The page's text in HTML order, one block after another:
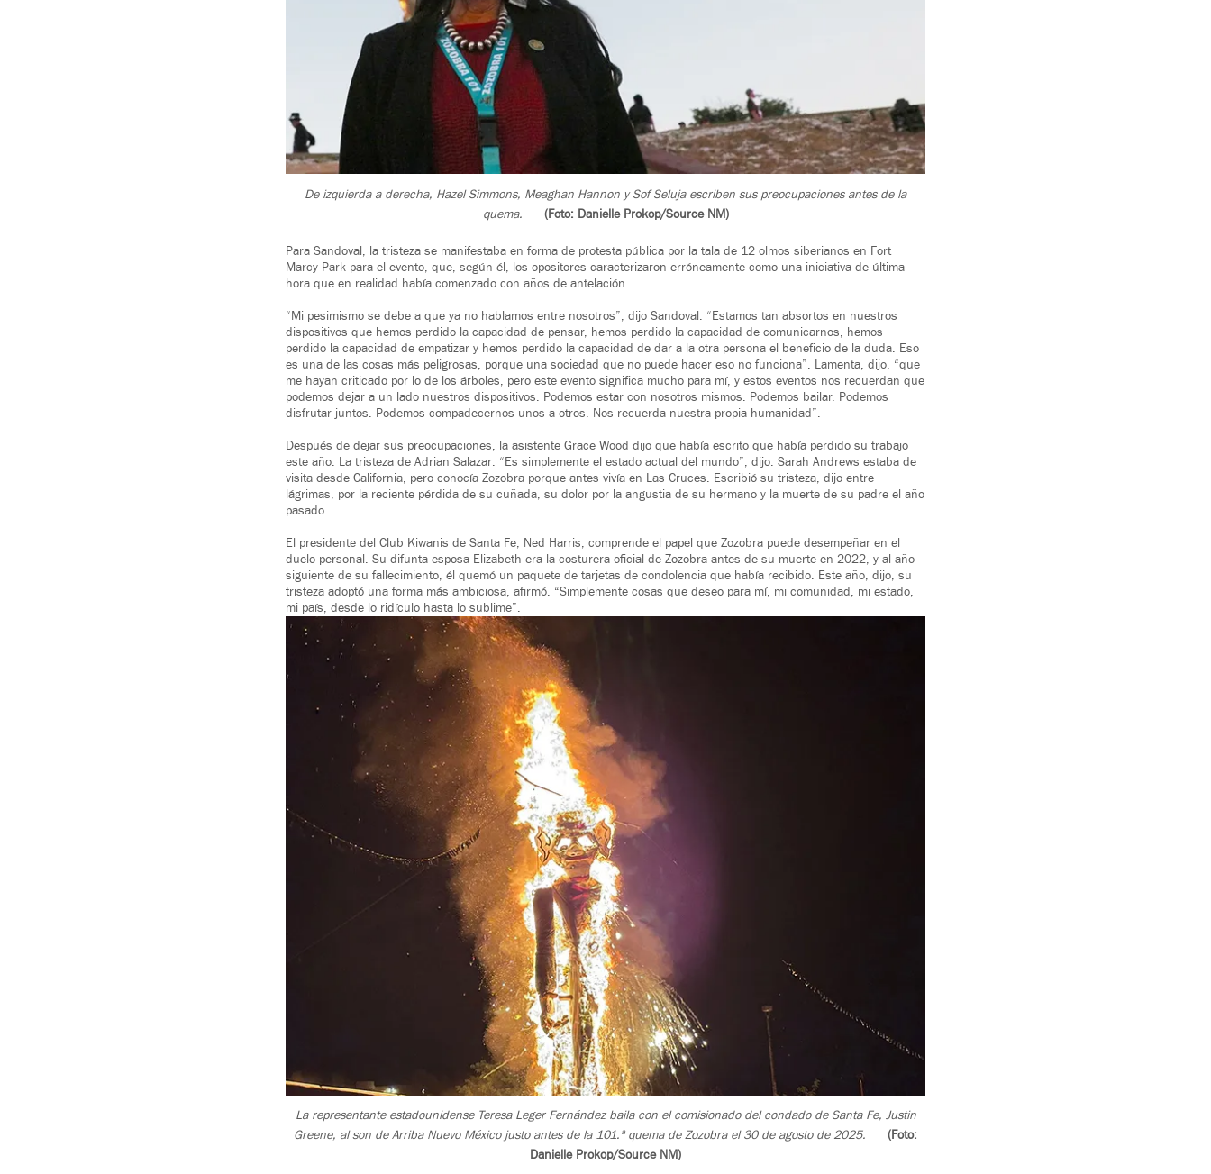
De izquierda a derecha, Hazel Simmons, Meaghan Hannon y Sof Seluja escriben sus preocupaciones antes de la
quema.
(Foto: Danielle Prokop/Source NM)
Para Sandoval, la tristeza se manifestaba en forma de protesta pública por la tala de 12 olmos siberianos en Fort
Marcy Park para el evento, que, según él, los opositores caracterizaron erróneamente como una iniciativa de última
hora que en realidad había comenzado con años de antelación.
“Mi pesimismo se debe a que ya no hablamos entre nosotros”, dijo Sandoval. “Estamos tan absortos en nuestros
dispositivos que hemos perdido la capacidad de pensar, hemos perdido la capacidad de comunicarnos, hemos
perdido la capacidad de empatizar y hemos perdido la capacidad de dar a la otra persona el beneficio de la duda. Eso
es una de las cosas más peligrosas, porque una sociedad que no puede hacer eso no funciona”. Lamenta, dijo, “que
me hayan criticado por lo de los árboles, pero este evento significa mucho para mí, y estos eventos nos recuerdan que
podemos dejar a un lado nuestros dispositivos. Podemos estar con nosotros mismos. Podemos bailar. Podemos
disfrutar juntos. Podemos compadecernos unos a otros. Nos recuerda nuestra propia humanidad”.
Después de dejar sus preocupaciones, la asistente Grace Wood dijo que había escrito que había perdido su trabajo
este año. La tristeza de Adrian Salazar: “Es simplemente el estado actual del mundo”, dijo. Sarah Andrews estaba de
visita desde California, pero conocía Zozobra porque antes vivía en Las Cruces. Escribió su tristeza, dijo entre
lágrimas, por la reciente pérdida de su cuñada, su dolor por la angustia de su hermano y la muerte de su padre el año
pasado.
El presidente del Club Kiwanis de Santa Fe, Ned Harris, comprende el papel que Zozobra puede desempeñar en el
duelo personal. Su difunta esposa Elizabeth era la costurera oficial de Zozobra antes de su muerte en 2022, y al año
siguiente de su fallecimiento, él quemó un paquete de tarjetas de condolencia que había recibido. Este año, dijo, su
tristeza adoptó una forma más ambiciosa, afirmó. “Simplemente cosas que deseo para mí, mi comunidad, mi estado,
mi país, desde lo ridículo hasta lo sublime”.
La representante estadounidense Teresa Leger Fernández baila con el comisionado del condado de Santa Fe, Justin
Greene, al son de Arriba Nuevo México justo antes de la 101.ª quema de Zozobra el 30 de agosto de 2025.
(Foto:
Danielle Prokop/Source NM)